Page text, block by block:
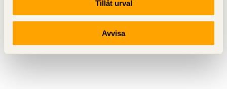
Tillåt urval
Avvisa
www.traprodukter.se